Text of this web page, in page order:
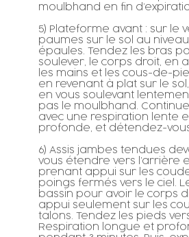
moulbhand en fin
5) Plateforme avant : sur le
paumes sur le sol au
épaules. Tendez les bras
soulever, le corps droit, en
les mains et les cous-de-
en revenant à plat sur le
en vous soulevant
pas le moulbhand.
avec une respiration lente
profonde, et détendez-
6) Assis jambes tendues
vous étendre vers l’arrière
prenant appui sur les
poings fermés vers le ciel.
bassin pour avoir le corps
appui seulement sur les
talons. Tendez les pieds vers
Respiration longue et